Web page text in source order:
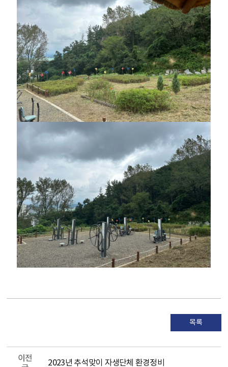
목록
이전
2023년 추석맞이 자생단체 환경정비